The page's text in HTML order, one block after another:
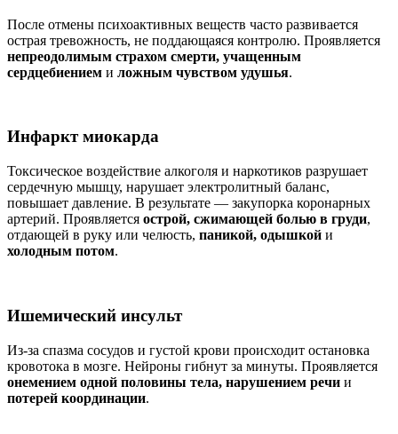
После отмены психоактивных веществ часто развивается
острая тревожность, не поддающаяся контролю. Проявляется
непреодолимым страхом смерти, учащенным
сердцебиением и ложным чувством удушья.
Инфаркт миокарда
Токсическое воздействие алкоголя и наркотиков разрушает
сердечную мышцу, нарушает электролитный баланс,
повышает давление. В результате — закупорка коронарных
артерий. Проявляется острой, сжимающей болью в груди,
отдающей в руку или челюсть, паникой, одышкой и
холодным потом.
Ишемический инсульт
Из-за спазма сосудов и густой крови происходит остановка
кровотока в мозге. Нейроны гибнут за минуты. Проявляется
онемением одной половины тела, нарушением речи и
потерей координации.